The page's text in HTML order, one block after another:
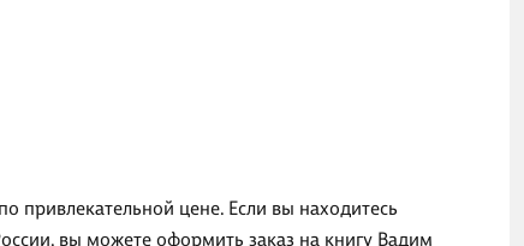
привлекательной цене. Если вы находитесь
вы можете оформить заказ на книгу Вадим